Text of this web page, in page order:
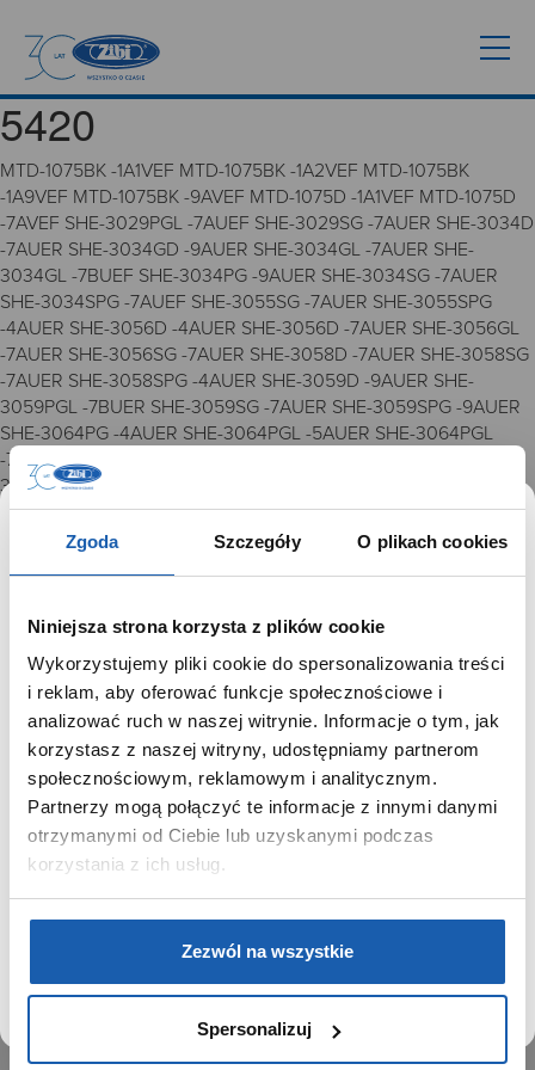
Zgoda Szczegóły O plikach cookies
Niniejsza strona korzysta z plików cookie
Wykorzystujemy pliki cookie do spersonalizowania treści
i reklam, aby oferować funkcje społecznościowe i
analizować ruch w naszej witrynie. Informacje o tym, jak
korzystasz z naszej witryny, udostępniamy partnerom
społecznościowym, reklamowym i analitycznym.
Partnerzy mogą połączyć te informacje z innymi danymi
otrzymanymi od Ciebie lub uzyskanymi podczas
korzystania z ich usług.
Zezwól na wszystkie
Spersonalizuj
5420
MTD-1075BK -1A1VEF MTD-1075BK -1A2VEF MTD-1075BK
-1A9VEF MTD-1075BK -9AVEF MTD-1075D -1A1VEF MTD-1075D
-7AVEF SHE-3029PGL -7AUEF SHE-3029SG -7AUER SHE-3034D
-7AUER SHE-3034GD -9AUER SHE-3034GL -7AUER SHE-
3034GL -7BUEF SHE-3034PG -9AUER SHE-3034SG -7AUER
SHE-3034SPG -7AUEF SHE-3055SG -7AUER SHE-3055SPG
-4AUER SHE-3056D -4AUER SHE-3056D -7AUER SHE-3056GL
-7AUER SHE-3056SG -7AUER SHE-3058D -7AUER SHE-3058SG
-7AUER SHE-3058SPG -4AUER SHE-3059D -9AUER SHE-
3059PGL -7BUER SHE-3059SG -7AUER SHE-3059SPG -9AUER
SHE-3064PG -4AUER SHE-3064PGL -5AUER SHE-3064PGL
-7AUER SHE-3064SPG -7AUER SHE-3068PG -4AUER SHE-
3068PG -4BUER SHE-3068SPG -7AUER SHE-3511D -4AUER
SHE-3511L -7AUER SHE-3511SG -7AUER SHE-3806BR -5AUER
SHE-3806D -7AUER SHE-3806G -9AUER SHE-3806GD -9AUER
GRUPA ZIBI
Historia
Misja, wizja i wartości Grupy Zibi
Ważne daty
Kariera
Zgoda na ciasteczka
PRODUKTY
Kalkulatory
SIECI SPRZEDAŻY
SZANOWNY UŻYTKOWNIKU,
SZANOWNA UŻYTKOWNICZKO
Używamy plików cookie w celach analitycznych,
statystycznych i marketingowych, w tym aby analizować
ruch w tej witrynie, optymalizować jej działanie oraz
zapamiętywać Twoje preferencje.